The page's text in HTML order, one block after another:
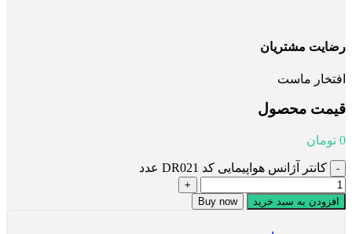
رضایت مشتریان
افتخار ماست
قیمت محصول
0 تومان
کانتر آژانس هواپیمایی کد DR021 عدد
افزودن به سبد خرید Buy now